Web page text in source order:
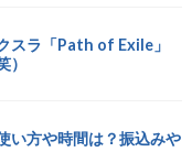
スラ「Path of Exile」
い方や時間は？振込みや